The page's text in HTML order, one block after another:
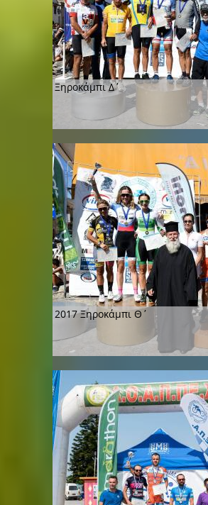
Ξηροκάμπι Δ΄
2017 Ξηροκάμπι Θ΄